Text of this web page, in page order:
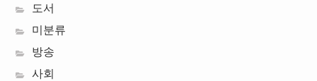
도서
미분류
방송
사회